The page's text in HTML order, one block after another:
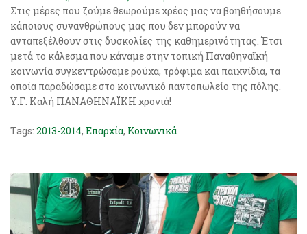
Στις μέρες που ζούμε θεωρούμε χρέος μας να βοηθήσουμε
κάποιους συνανθρώπους μας που δεν μπορούν να
ανταπεξέλθουν στις δυσκολίες της καθημερινότητας. Έτσι
μετά το κάλεσμα που κάναμε στην τοπική Παναθηναϊκή
κοινωνία συγκεντρώσαμε ρούχα, τρόφιμα και παιχνίδια, τα
οποία παραδώσαμε στο κοινωνικό παντοπωλείο της πόλης.
Υ.Γ. Καλή ΠΑΝΑΘΗΝΑΪΚΗ χρονιά!
Tags: 2013-2014, Επαρχία, Κοινωνικά